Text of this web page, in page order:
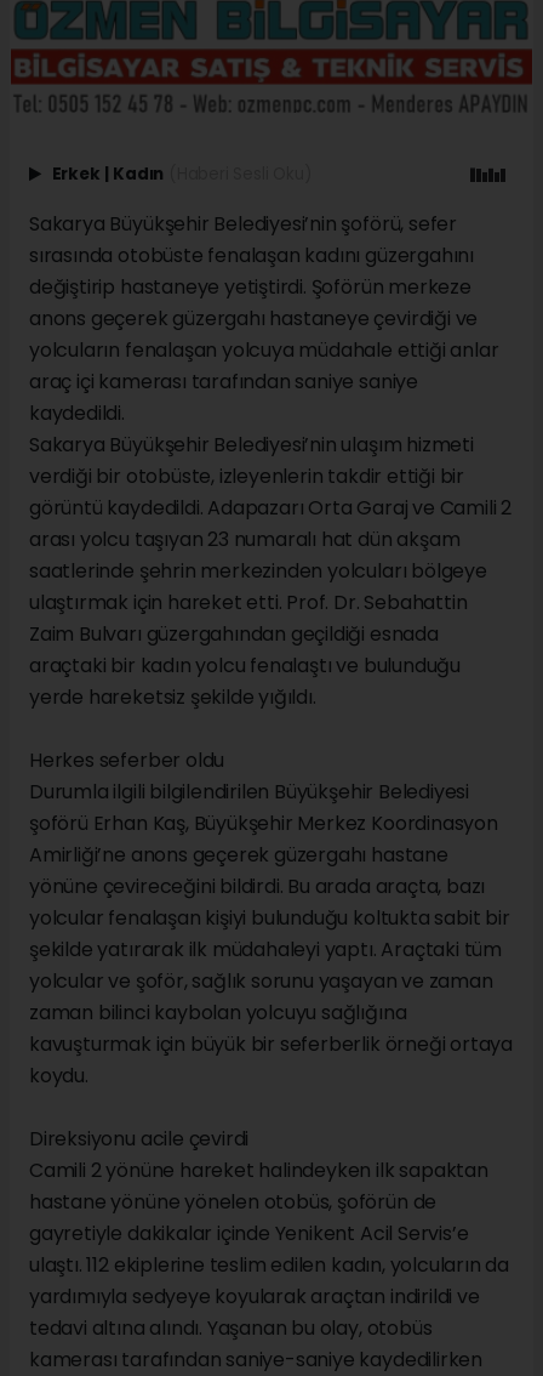
Erkek | Kadın
Sakarya Büyükşehir Belediyesi’nin şoförü, sefer
sırasında otobüste fenalaşan kadını güzergahını
değiştirip hastaneye yetiştirdi. Şoförün merkeze
anons geçerek güzergahı hastaneye çevirdiği ve
yolcuların fenalaşan yolcuya müdahale ettiği anlar
araç içi kamerası tarafından saniye saniye
kaydedildi.
Sakarya Büyükşehir Belediyesi’nin ulaşım hizmeti
verdiği bir otobüste, izleyenlerin takdir ettiği bir
görüntü kaydedildi. Adapazarı Orta Garaj ve Camili 2
arası yolcu taşıyan 23 numaralı hat dün akşam
saatlerinde şehrin merkezinden yolcuları bölgeye
ulaştırmak için hareket etti. Prof. Dr. Sebahattin
Zaim Bulvarı güzergahından geçildiği esnada
araçtaki bir kadın yolcu fenalaştı ve bulunduğu
yerde hareketsiz şekilde yığıldı.
Herkes seferber oldu
Durumla ilgili bilgilendirilen Büyükşehir Belediyesi
şoförü Erhan Kaş, Büyükşehir Merkez Koordinasyon
Amirliği’ne anons geçerek güzergahı hastane
yönüne çevireceğini bildirdi. Bu arada araçta, bazı
yolcular fenalaşan kişiyi bulunduğu koltukta sabit bir
şekilde yatırarak ilk müdahaleyi yaptı. Araçtaki tüm
yolcular ve şoför, sağlık sorunu yaşayan ve zaman
zaman bilinci kaybolan yolcuyu sağlığına
kavuşturmak için büyük bir seferberlik örneği ortaya
koydu.
Direksiyonu acile çevirdi
Camili 2 yönüne hareket halindeyken ilk sapaktan
hastane yönüne yönelen otobüs, şoförün de
gayretiyle dakikalar içinde Yenikent Acil Servis’e
ulaştı. 112 ekiplerine teslim edilen kadın, yolcuların da
yardımıyla sedyeye koyularak araçtan indirildi ve
tedavi altına alındı. Yaşanan bu olay, otobüs
kamerası tarafından saniye-saniye kaydedilirken